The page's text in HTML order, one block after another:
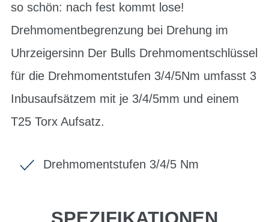
so schön: nach fest kommt lose!
Drehmomentbegrenzung bei Drehung im
Uhrzeigersinn Der Bulls Drehmomentschlüssel
für die Drehmomentstufen 3/4/5Nm umfasst 3
Inbusaufsätzem mit je 3/4/5mm und einem
T25 Torx Aufsatz.
Drehmomentstufen 3/4/5 Nm